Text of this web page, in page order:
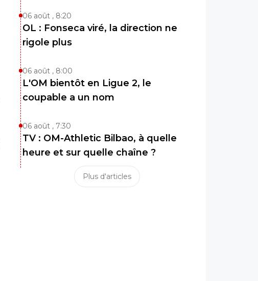
06 août , 8:20
OL : Fonseca viré, la direction ne
rigole plus
06 août , 8:00
L'OM bientôt en Ligue 2, le
coupable a un nom
06 août , 7:30
TV : OM-Athletic Bilbao, à quelle
heure et sur quelle chaîne ?
Plus d'articles